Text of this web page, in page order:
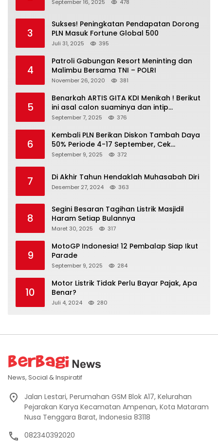
September 16, 2025 478
3
Sukses! Peningkatan Pendapatan Dorong
PLN Masuk Fortune Global 500
Juli 31, 2025 395
4
Patroli Gabungan Resort Meninting dan
Malimbu Bersama TNI – POLRI
November 26, 2020 381
5
Benarkah ARTIS GITA KDI Menikah ! Berikut
ini asal calon suaminya dan intip
undangannya
September 7, 2025 376
6
Kembali PLN Berikan Diskon Tambah Daya
50% Periode 4-17 September, Cek
Ketentuannya!
September 9, 2025 372
7 Di Akhir Tahun Hendaklah Muhasabah Diri
Desember 27, 2024 363
8
Segini Besaran Tagihan Listrik Masjidil
Haram Setiap Bulannya
Maret 30, 2025 317
9
MotoGP Indonesia! 12 Pembalap Siap Ikut
Parade
September 9, 2025 284
10
Motor Listrik Tidak Perlu Bayar Pajak, Apa
Benar?
Juli 4, 2024 280
News, Social & Inspiratif
Jalan Lestari, Perumahan GSM Blok A17, Kelurahan
Pejarakan Karya Kecamatan Ampenan, Kota Mataram
Nusa Tenggara Barat, Indonesia 83118
082340392020